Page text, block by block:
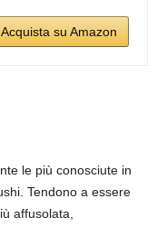
Acquista su Amazon
le più conosciute in
Tendono a essere
affusolata,